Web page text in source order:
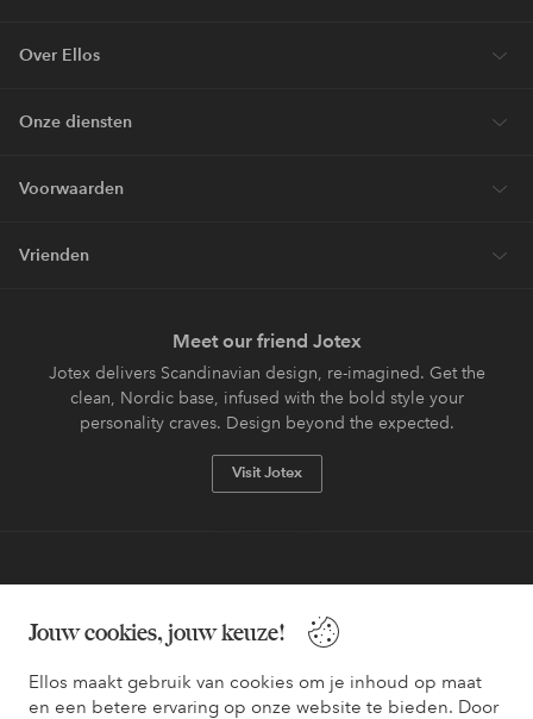
Jouw cookies, jouw keuze!
Ellos maakt gebruik van cookies om je inhoud op maat
en een betere ervaring op onze website te bieden. Door
Over Ellos
Onze diensten
Voorwaarden
Vrienden
Meet our friend Jotex
Jotex delivers Scandinavian design, re-imagined. Get the
clean, Nordic base, infused with the bold style your
personality craves. Design beyond the expected.
Visit Jotex
Wil je meer weten over
onze betaalopties